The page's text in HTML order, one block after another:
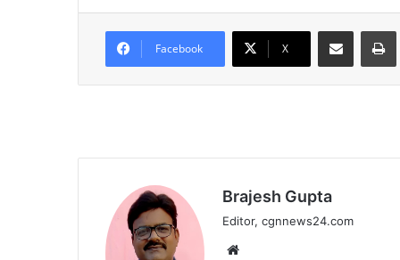
Facebook X
Share via Email
Brajesh Gupta
Editor, cgnnews24.com